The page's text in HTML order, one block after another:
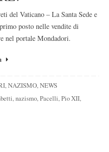
del Vaticano – La Santa Sede e
posto nelle vendite di
nel portale Mondadori.
,NAZISMO,NEWS
,nazismo,Pacelli,Pio XII,